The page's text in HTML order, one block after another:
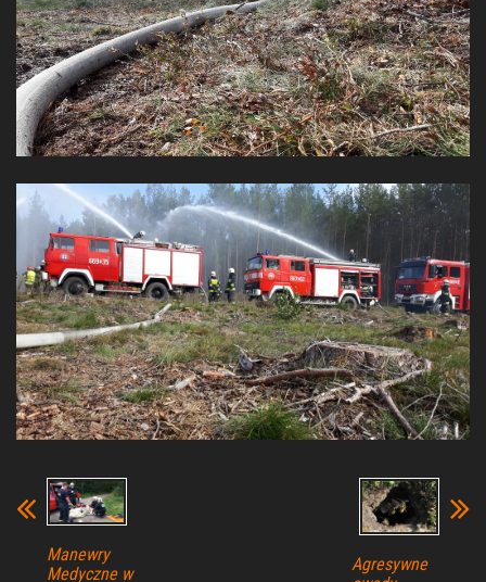
Manewry
Medyczne w
Agresywne